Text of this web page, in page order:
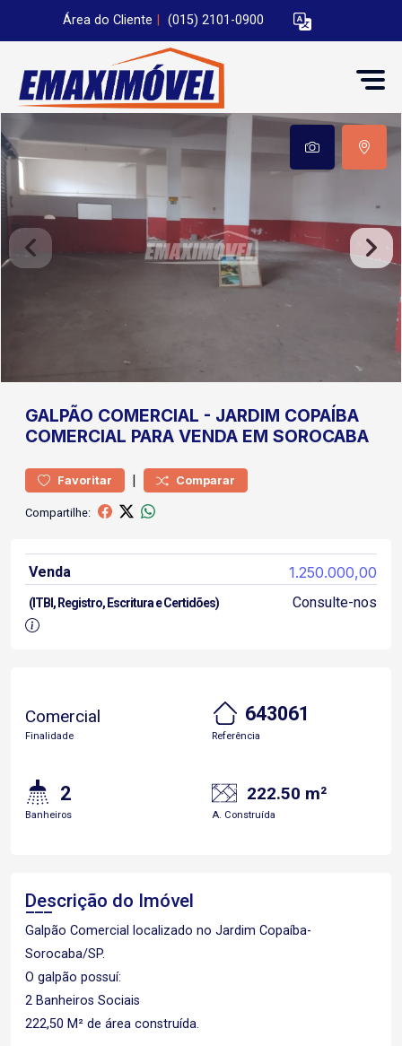
Área do Cliente (015) 2101-0900
GALPÃO COMERCIAL - JARDIM COPAÍBA
COMERCIAL PARA VENDA EM SOROCABA
Favoritar | Comparar
Compartilhe:
Venda 1.250.000,00
(ITBI, Registro, Escritura e Certidões) Consulte-nos
Comercial
Finalidade
643061
Referência
2
Banheiros
222.50 m²
A. Construída
Descrição do Imóvel
Galpão Comercial localizado no Jardim Copaíba-
Sorocaba/SP.
O galpão possuí:
2 Banheiros Sociais
222,50 M² de área construída.